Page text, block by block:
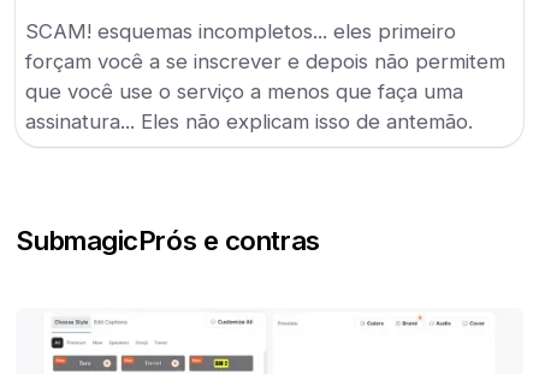
SCAM! esquemas incompletos... eles primeiro
forçam você a se inscrever e depois não permitem
que você use o serviço a menos que faça uma
assinatura... Eles não explicam isso de antemão.
SubmagicPrós e contras